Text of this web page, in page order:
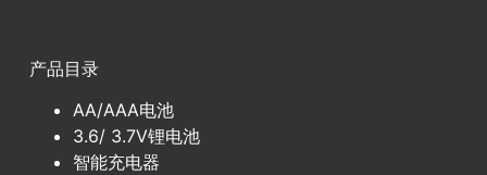
产品目录
AA/AAA电池
3.6/ 3.7V锂电池
智能充电器